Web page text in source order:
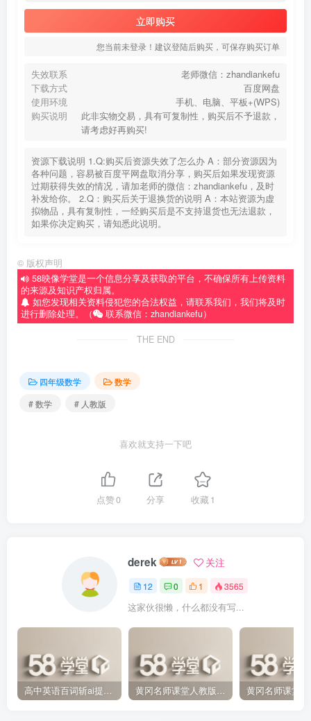
立即购买
您当前未登录！建议登陆后购买，可保存购买订单
失效联系
老师微信：zhandiankefu
下载方式
百度网盘
使用环境
手机、电脑、平板+(WPS)
购买说明
此非实物交易，具有可复制性，购买后不予退款，
请考虑好再购买!
资源下载说明 1.Q:购买后资源失效了怎么办 A：部分资源因为
各种问题，容易被百度平网盘取消分享，购买后如果发现资源
过期获得失效的情况，请加老师的微信：zhandiankefu，及时
补发给你。 2.Q：购买后关于退换货的说明 A：本站资源为虚
拟物品，具有复制性，一经购买后是不支持退货也无法退款，
如果你决定购买，请知悉此说明。
© 版权声明
58映像学堂是一个信息分享及获取的平台，不确保所有上传资料
的来源及知识产权归属。
如您发现相关资料侵犯您的合法权益，请联系我们，我们将及时
进行删除处理。（
联系微信：zhandiankefu）
THE END
四年级数学
数学
# 数学
# 人教版
喜欢就支持一下吧
点赞0 分享 收藏1
derek 关注
12 0 1 3565
这家伙很懒，什么都没有写...
高中英语百词斩ai提分课 百度网盘分享下载 黄冈名师课堂人教版小学数学五年级上册 百度网盘分享下载